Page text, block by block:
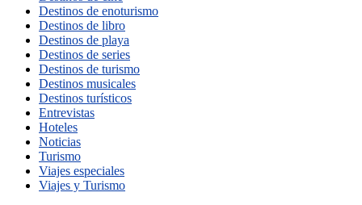
Destinos de enoturismo
Destinos de libro
Destinos de playa
Destinos de series
Destinos de turismo
Destinos musicales
Destinos turísticos
Entrevistas
Hoteles
Noticias
Turismo
Viajes especiales
Viajes y Turismo